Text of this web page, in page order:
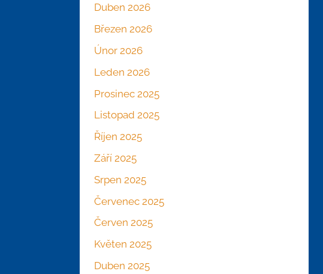
Duben 2026
Březen 2026
Únor 2026
Leden 2026
Prosinec 2025
Listopad 2025
Říjen 2025
Září 2025
Srpen 2025
Červenec 2025
Červen 2025
Květen 2025
Duben 2025